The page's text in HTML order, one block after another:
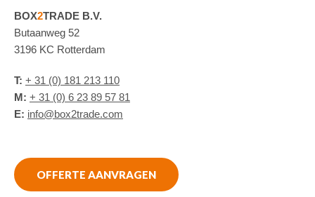
BOX2TRADE B.V.
Butaanweg 52
3196 KC Rotterdam
T: + 31 (0) 181 213 110
M: + 31 (0) 6 23 89 57 81
E: info@box2trade.com
OFFERTE AANVRAGEN